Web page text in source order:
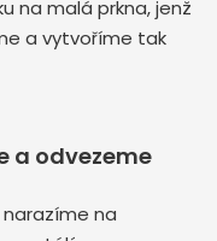
na malá prkna, jenž
a vytvoříme tak
a odvezeme
na